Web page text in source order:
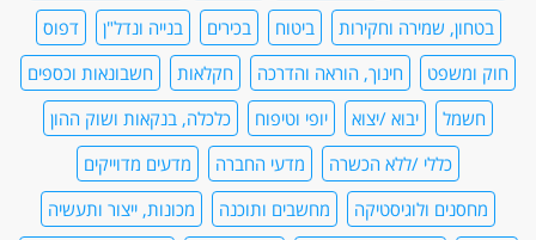
בטחון, שמירה וחקירות
ביטוח בכירים בנייה ונדל"ן
דפוס
חוק ומשפט
חינוך, הוראה והדרכה חקלאות
חשבונאות וכספים
חשמל
יבוא /יצוא יופי וטיפוח
כלכלה, בנקאות ושוק ההון
כללי /ללא הכשרה
מדעי החברה
מדעים מדוייקים
מחסנים ולוגיסטיקה
מחשבים ותוכנה
מכונות, ייצור ותעשיה